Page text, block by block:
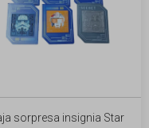
sorpresa insignia Star